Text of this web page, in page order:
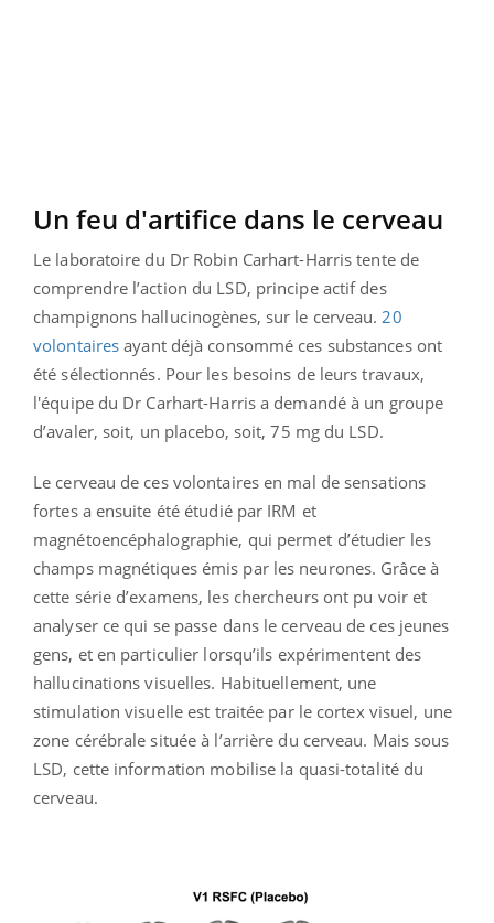
Un feu d'artifice dans le cerveau
Le laboratoire du Dr Robin Carhart-Harris tente de
comprendre l’action du LSD, principe actif des
champignons hallucinogènes, sur le cerveau. 20
volontaires ayant déjà consommé ces substances ont
été sélectionnés. Pour les besoins de leurs travaux,
l'équipe du Dr Carhart-Harris a demandé à un groupe
d’avaler, soit, un placebo, soit, 75 mg du LSD.
Le cerveau de ces volontaires en mal de sensations
fortes a ensuite été étudié par IRM et
magnétoencéphalographie, qui permet d’étudier les
champs magnétiques émis par les neurones. Grâce à
cette série d’examens, les chercheurs ont pu voir et
analyser ce qui se passe dans le cerveau de ces jeunes
gens, et en particulier lorsqu’ils expérimentent des
hallucinations visuelles. Habituellement, une
stimulation visuelle est traitée par le cortex visuel, une
zone cérébrale située à l’arrière du cerveau. Mais sous
LSD, cette information mobilise la quasi-totalité du
cerveau.